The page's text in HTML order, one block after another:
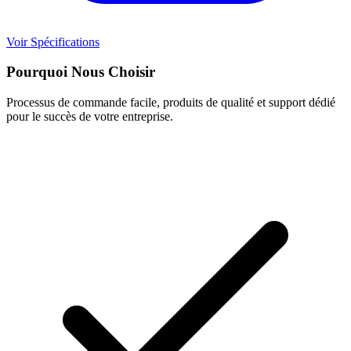
Voir Spécifications
Pourquoi Nous Choisir
Processus de commande facile, produits de qualité et support dédié
pour le succès de votre entreprise.